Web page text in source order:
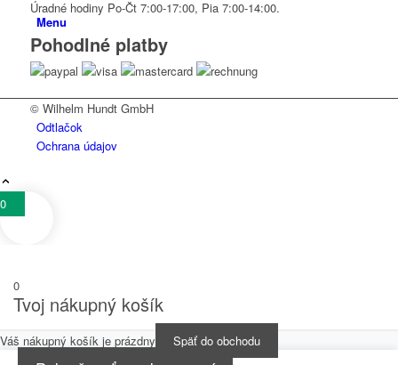
Menu
Úradné hodiny Po-Čt 7:00-17:00, Pia 7:00-14:00.
Pohodlné platby
© Wilhelm Hundt GmbH
Odtlačok
Ochrana údajov
0
0
Tvoj nákupný košík
Váš nákupný košík je prázdny Späť do obchodu